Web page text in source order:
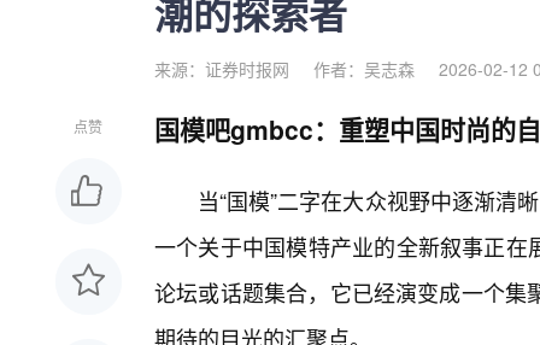
潮的探索者
来源：证券时报网 作者：吴志森 2026-02-12
点赞 国模吧gmbcc：重塑中国时尚的
当“国模”二字在大众视野中逐渐清
一个关于中国模特产业的全新叙事正
论坛或话题集合，它已经演变成一个
期待的目光的汇聚点。